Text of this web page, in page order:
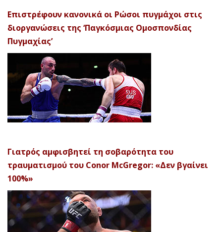
Επιστρέφουν κανονικά οι Ρώσοι πυγμάχοι στις
διοργανώσεις της ‘Παγκόσμιας Ομοσπονδίας
Πυγμαχίας’
Γιατρός αμφισβητεί τη σοβαρότητα του
τραυματισμού του Conor McGregor: «Δεν βγαίνει
100%»